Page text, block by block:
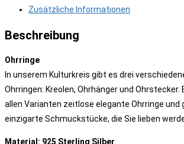
Zusätzliche Informationen
Beschreibung
Ohrringe
In unserem Kulturkreis gibt es drei
Ohrringen: Kreolen, Ohrhänger und Ohrstecker.
allen Varianten zeitlose elegante Ohrringe und
einzigarte Schmuckstücke, die Sie lieben
Material: 925 Sterling Silber